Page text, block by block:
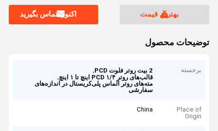
بهترین قیمت اکنون تماس بگیرید
توضیحات محصول
برجسته 2 بیت روتر فلوت PCD
,
قالب‌های روتر PCD ۱/۴ اینچ تا ۱ اینچ
,
مته‌های روتر الماس پلی‌کریستال در اندازه‌های
سفارشی
Place of
Origin
China